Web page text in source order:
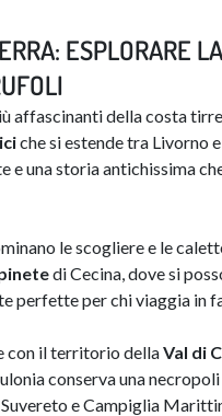
ESPLORARE
affascinanti della costa
che si estende tra Livorno
e una storia antichissima
le scogliere e le
di Cecina, dove si
perfette per chi viaggia in
con il territorio dellaVal di
conserva una
e Campiglia